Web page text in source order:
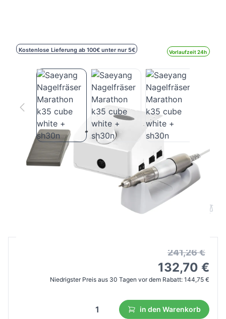
Kostenlose Lieferung ab 100€ unter nur 5€ Vorlaufzeit 24h
Saeyang Nagelfräser Marathon k35 cube
241,26 €
132,70 €
Niedrigster Preis aus 30 Tagen vor dem Rabatt: 144,75 €
in den Warenkorb